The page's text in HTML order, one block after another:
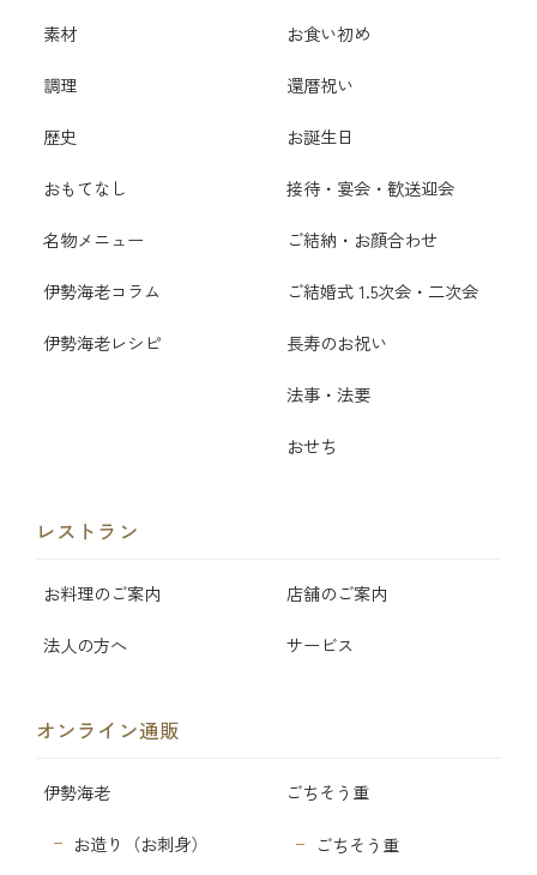
素材
調理
歴史
おもてなし
名物メニュー
伊勢海老コラム
伊勢海老レシピ
お食い初め
還暦祝い
お誕生日
接待・宴会・歓送迎会
ご結納・お顔合わせ
ご結婚式 1.5次会・二次会
長寿のお祝い
法事・法要
おせち
レストラン
お料理のご案内 店舗のご案内
法人の方へ サービス
オンライン通販
伊勢海老
お造り（お刺身）
ごちそう重
ごちそう重